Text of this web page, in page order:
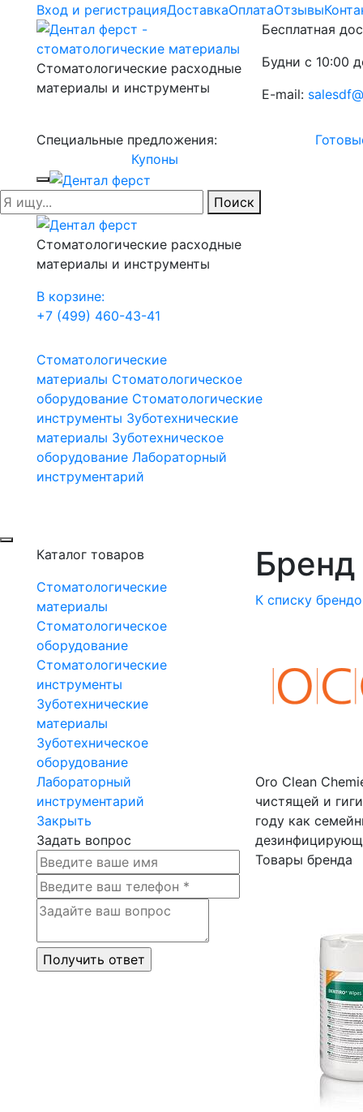
Вход и регистрацияДоставкаОплатаОтзывы
Стоматологические расходные
материалы и инструменты
Бесплатная
Будни с 10:00
E-mail:
Специальные предложения:
Купоны
Поиск
Стоматологические расходные
материалы и инструменты
В корзине:
+7 (499) 460-43-41
Стоматологические
материалы Стоматологическое
оборудование Стоматологические
инструменты Зуботехнические
материалы Зуботехническое
оборудование Лабораторный
инструментарий
Каталог товаров
Стоматологические
материалы
Стоматологическое
оборудование
Стоматологические
инструменты
Зуботехнические
материалы
Зуботехническое
оборудование
Лабораторный
инструментарий
Закрыть
Задать вопрос
К списку
Oro Clean
чистящей и
году как
Товары бренда